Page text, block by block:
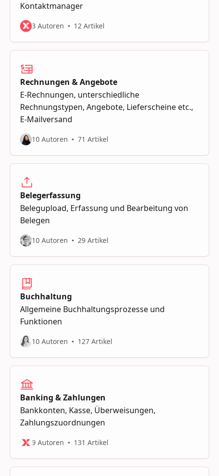
Kontaktmanager
3 Autoren 12 Artikel
Rechnungen & Angebote
E-Rechnungen, unterschiedliche
Rechnungstypen, Angebote, Lieferscheine etc.,
E-Mailversand
10 Autoren 71 Artikel
Belegerfassung
Belegupload, Erfassung und Bearbeitung von
Belegen
10 Autoren 29 Artikel
Buchhaltung
Allgemeine Buchhaltungsprozesse und
Funktionen
10 Autoren 127 Artikel
Banking & Zahlungen
Bankkonten, Kasse, Überweisungen,
Zahlungszuordnungen
9 Autoren 131 Artikel